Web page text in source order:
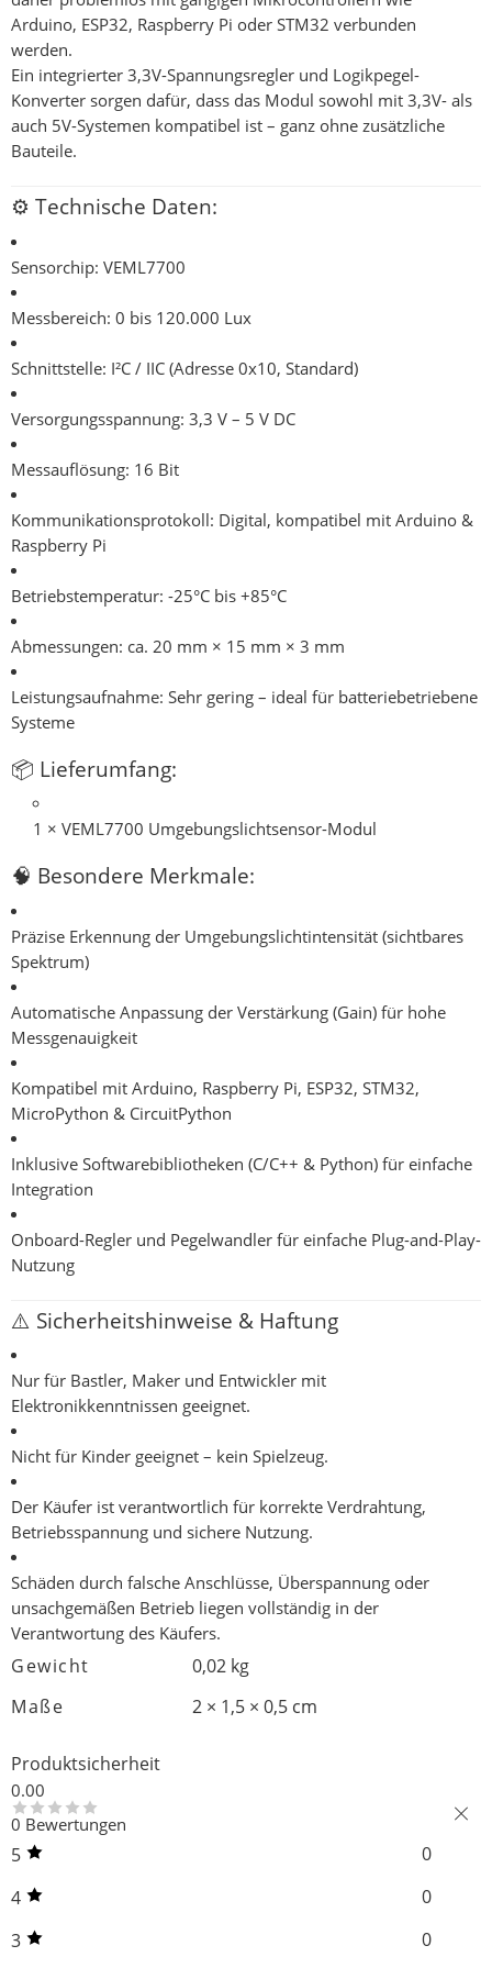
Arduino, ESP32, Raspberry Pi oder STM32 verbunden
werden.
Ein integrierter 3,3V-Spannungsregler und Logikpegel-
Konverter sorgen dafür, dass das Modul sowohl mit 3,3V- als
auch 5V-Systemen kompatibel ist – ganz ohne zusätzliche
Bauteile.
⚙️ Technische Daten:
Sensorchip: VEML7700
Messbereich: 0 bis 120.000 Lux
Schnittstelle: I²C / IIC (Adresse 0x10, Standard)
Versorgungsspannung: 3,3 V – 5 V DC
Messauflösung: 16 Bit
Kommunikationsprotokoll: Digital, kompatibel mit Arduino &
Raspberry Pi
Betriebstemperatur: -25°C bis +85°C
Abmessungen: ca. 20 mm × 15 mm × 3 mm
Leistungsaufnahme: Sehr gering – ideal für batteriebetriebene
Systeme
📦 Lieferumfang:
1 × VEML7700 Umgebungslichtsensor-Modul
🧠 Besondere Merkmale:
Präzise Erkennung der Umgebungslichtintensität (sichtbares
Spektrum)
Automatische Anpassung der Verstärkung (Gain) für hohe
Messgenauigkeit
Kompatibel mit Arduino, Raspberry Pi, ESP32, STM32,
MicroPython & CircuitPython
Inklusive Softwarebibliotheken (C/C++ & Python) für einfache
Integration
Onboard-Regler und Pegelwandler für einfache Plug-and-Play-
Nutzung
⚠️ Sicherheitshinweise & Haftung
Nur für Bastler, Maker und Entwickler mit
Elektronikkenntnissen geeignet.
Nicht für Kinder geeignet – kein Spielzeug.
Der Käufer ist verantwortlich für korrekte Verdrahtung,
Betriebsspannung und sichere Nutzung.
Schäden durch falsche Anschlüsse, Überspannung oder
unsachgemäßen Betrieb liegen vollständig in der
Verantwortung des Käufers.
Gewicht
0,02 kg
Maße
2 × 1,5 × 0,5 cm
Produktsicherheit
0.00
0 Bewertungen
5
0
4
0
3
0